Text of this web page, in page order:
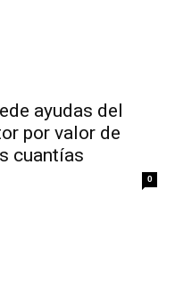
ayudas del
por valor de
cuantías
0